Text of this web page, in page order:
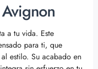
a tu vida. Este
para ti, que
estilo. Su acabado en